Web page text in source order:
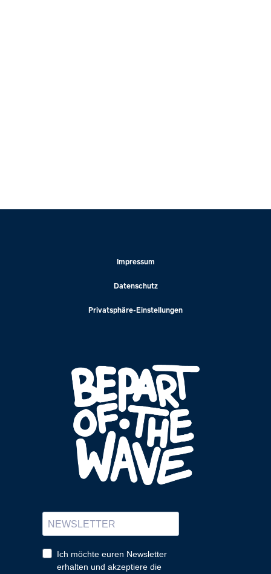
Impressum
Datenschutz
Privatsphäre-Einstellungen